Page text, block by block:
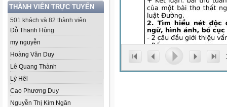
THÀNH VIÊN TRỰC TUYẾN
501 khách và 82 thành viên
Đỗ Thanh Hùng
my nguyễn
Hoàng Văn Duy
Lê Quang Thành
Lý Hêl
Cao Phương Duy
Nguyễn Thị Kim Ngân